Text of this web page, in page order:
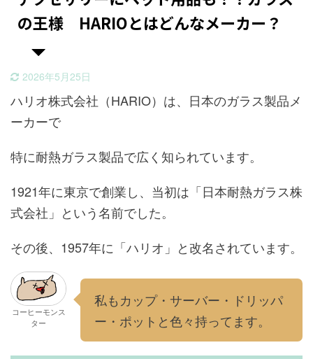
の王様 HARIOとはどんなメーカー？
2026年5月25日
ハリオ株式会社（HARIO）は、日本のガラス製品メ
ーカーで
特に耐熱ガラス製品で広く知られています。
1921年に東京で創業し、当初は「日本耐熱ガラス株
式会社」という名前でした。
その後、1957年に「ハリオ」と改名されています。
コーヒーモンス
ター
私もカップ・サーバー・ドリッパ
ー・ポットと色々持ってます。